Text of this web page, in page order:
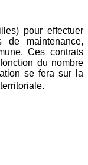
pour effectuer
de maintenance,
Ces contrats
du nombre
se fera sur la